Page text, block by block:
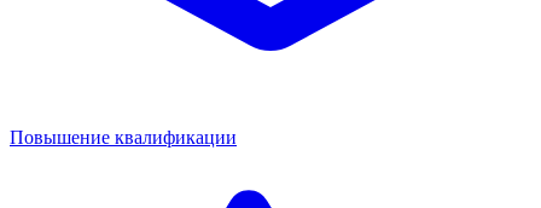
Повышение квалификации